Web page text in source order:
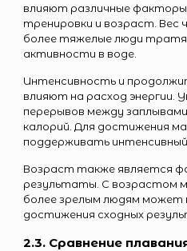
влияют различные
тренировки и возраст. Вес
более тяжелые люди
активности в воде.
Интенсивность и
влияют на расход энергии.
перерывов между
калорий. Для достижения
поддерживать
Возраст также является
результаты. С возрастом
более зрелым людям может
достижения сходных
2.3. Сравнение